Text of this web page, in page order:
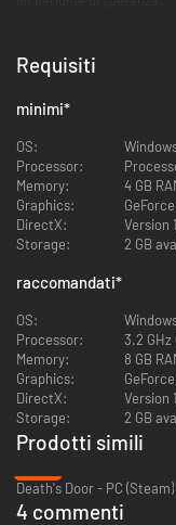
Pesante è il fardello che
Armato di una spada a
Combattimento
Ti attende un
gli Antichi Dèi potrebbe
comprensione umana.
Brutalità boss rush
Eldest Souls si concentra
entusiasmanti... quelli
giocatore una sfida
un'adeguata ricompensa!
Requisiti
minimi*
OS:
Processor:
Memory:
4 GB
Graphics:
DirectX:
Version
Storage:
2 GB
raccomandati*
OS:
Processor:
3.2
Memory:
8 GB
Graphics:
DirectX:
Version
Storage:
2 GB
Prodotti simili
Death's Door - PC (Steam)
4 commenti